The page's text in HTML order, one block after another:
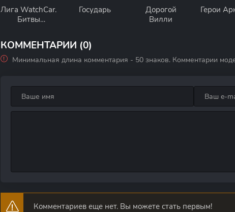
Лига WatchCar.
Битвы
Государь
Дорогой
Вилли
Герои
КОММЕНТАРИИ (0)
Минимальная длина комментария - 50 знаков. Комментарии
Комментариев еще нет. Вы можете стать первым!